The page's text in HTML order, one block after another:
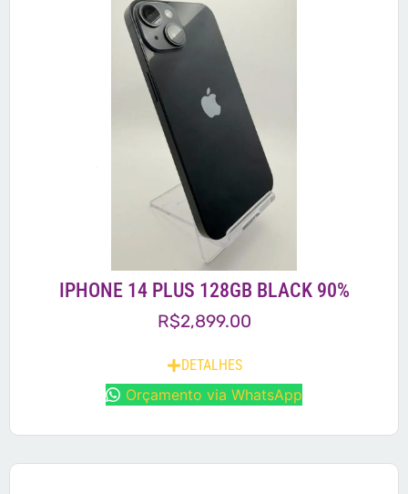
IPHONE 14 PLUS 128GB BLACK 90%
R$2,899.00
DETALHES
Orçamento via WhatsApp